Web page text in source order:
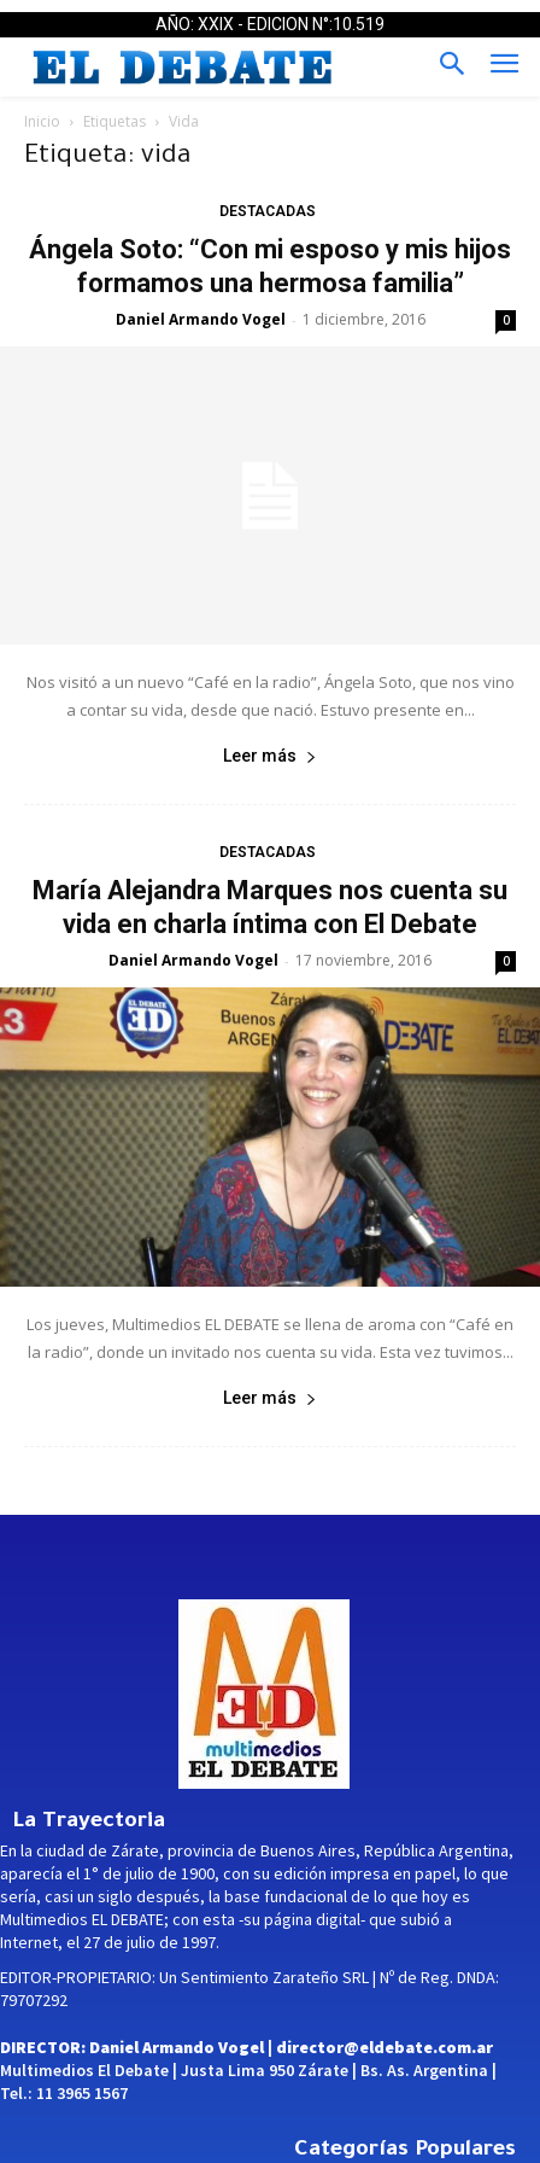
AÑO: XXIX - EDICION N°:10.519
Inicio Etiquetas Vida
Etiqueta: vida
DESTACADAS
Ángela Soto: “Con mi esposo y mis hijos
formamos una hermosa familia”
Daniel Armando Vogel - 1 diciembre, 2016 0
Nos visitó a un nuevo “Café en la radio”, Ángela Soto, que nos vino
a contar su vida, desde que nació. Estuvo presente en...
Leer más
DESTACADAS
María Alejandra Marques nos cuenta su
vida en charla íntima con El Debate
Daniel Armando Vogel - 17 noviembre, 2016 0
Los jueves, Multimedios EL DEBATE se llena de aroma con “Café en
la radio”, donde un invitado nos cuenta su vida. Esta vez tuvimos...
Leer más
La Trayectoria
En la ciudad de Zárate, provincia de Buenos Aires, República Argentina,
aparecía el 1° de julio de 1900, con su edición impresa en papel, lo que
sería, casi un siglo después, la base fundacional de lo que hoy es
Multimedios EL DEBATE; con esta -su página digital- que subió a
Internet, el 27 de julio de 1997.
EDITOR-PROPIETARIO: Un Sentimiento Zarateño SRL | Nº de Reg. DNDA:
79707292
DIRECTOR: Daniel Armando Vogel | director@eldebate.com.ar
Multimedios El Debate | Justa Lima 950 Zárate | Bs. As. Argentina |
Tel.: 11 3965 1567
Categorías Populares